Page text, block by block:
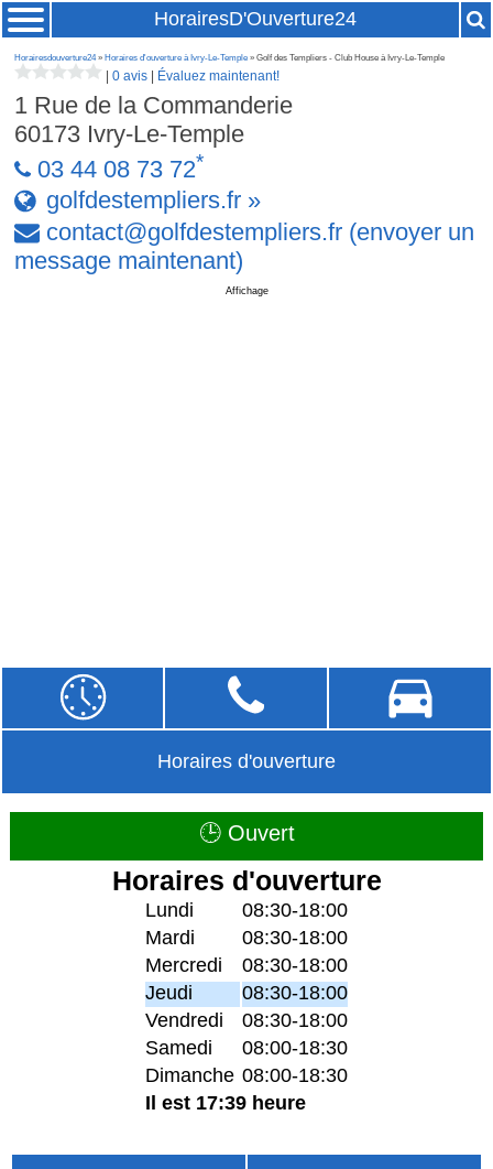
HorairesD'Ouverture24
Horairesdouverture24» Horaires d'ouverture à Ivry-Le-Temple » Golf des Templiers - Club House à Ivry-Le-Temple
|0 avis Évaluez maintenant!
1 Rue de la Commanderie
60173 Ivry-Le-Temple
03 44 08 73 72*
golfdestempliers.fr »
contact@golfdestempliers.fr (envoyer un
message maintenant)
Affichage
Horaires d'ouverture
🕒 Ouvert
Horaires d'ouverture
Lundi
08:30-18:00
Mardi
08:30-18:00
Mercredi
08:30-18:00
Jeudi
08:30-18:00
Vendredi
08:30-18:00
Samedi
08:00-18:30
Dimanche 08:00-18:30
Il est 17:39 heure